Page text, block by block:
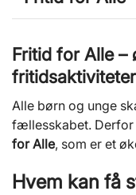
Fritid for Alle –
fritidsaktiviteter
Alle børn og unge
fællesskabet. Derfor
for Alle, som er et
Hvem kan få